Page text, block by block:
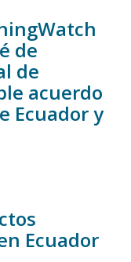
de
de
acuerdo
Ecuador y
Ecuador